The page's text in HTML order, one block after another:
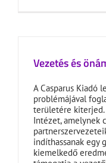
Vezetés és
A Casparus Kiadó
problémájával
területére kiterjed.
Intézet, amelynek
indíthassanak egy
kiemelkedő